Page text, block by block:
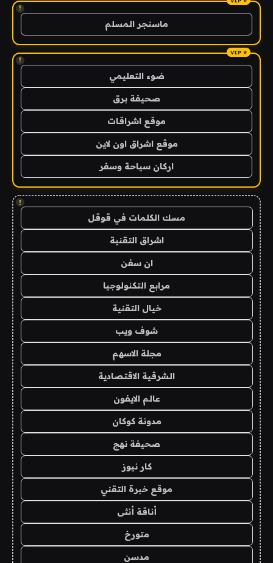
!
ماسنجر المسلم
!
ضوء التعليمي
صحيفة برق
موقع اشراقات
موقع اشراق اون لاين
اركان سياحة وسفر
!
مسك الكلمات في قوقل
اشراق التقنية
ان سفن
مرابع التكنولوجيا
خيال التقنية
شوف ويب
مجلة الاسهم
الشرقية الاقتصادية
عالم الايفون
مدونة كوكان
صحيفة نهج
كار نيوز
موقع خبرة التقني
أناقة أنثى
متورخ
مدسن